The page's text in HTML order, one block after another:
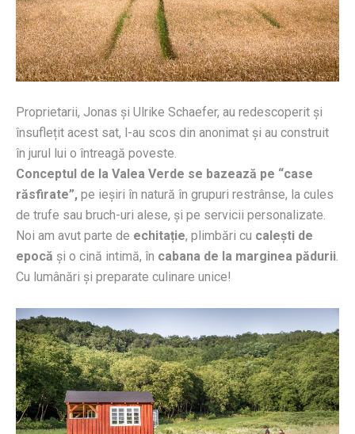
Proprietarii, Jonas și Ulrike Schaefer, au redescoperit și
însuflețit acest sat, l-au scos din anonimat și au construit
în jurul lui o întreagă poveste.
Conceptul de la Valea Verde se bazează pe “case
răsfirate”, pe ieșiri în natură în grupuri restrânse, la cules
de trufe sau bruch-uri alese, și pe servicii personalizate.
Noi am avut parte de echitație, plimbări cu calești de
epocă și o cină intimă, în cabana de la marginea pădurii.
Cu lumânări și preparate culinare unice!